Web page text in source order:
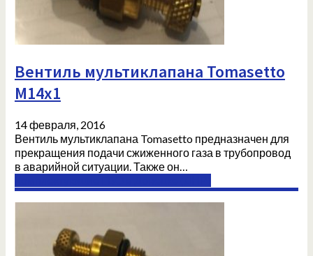
Вентиль мультиклапана Tomasetto
М14х1
14 февраля, 2016
Вентиль мультиклапана Tomasetto предназначен для
прекращения подачи сжиженного газа в трубопровод
в аварийной ситуации. Также он…